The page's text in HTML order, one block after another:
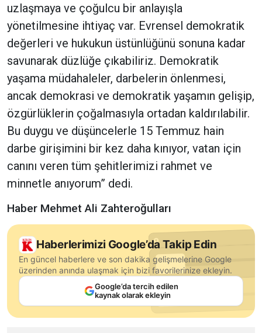
uzlaşmaya ve çoğulcu bir anlayışla
yönetilmesine ihtiyaç var. Evrensel demokratik
değerleri ve hukukun üstünlüğünü sonuna kadar
savunarak düzlüğe çıkabiliriz. Demokratik
yaşama müdahaleler, darbelerin önlenmesi,
ancak demokrasi ve demokratik yaşamın gelişip,
özgürlüklerin çoğalmasıyla ortadan kaldırılabilir.
Bu duygu ve düşüncelerle 15 Temmuz hain
darbe girişimini bir kez daha kınıyor, vatan için
canını veren tüm şehitlerimizi rahmet ve
minnetle anıyorum” dedi.
Haber Mehmet Ali Zahteroğulları
Haberlerimizi Google’da Takip Edin
En güncel haberlere ve son dakika gelişmelerine Google
üzerinden anında ulaşmak için bizi favorilerinize ekleyin.
Google’da tercih edilen
kaynak olarak ekleyin